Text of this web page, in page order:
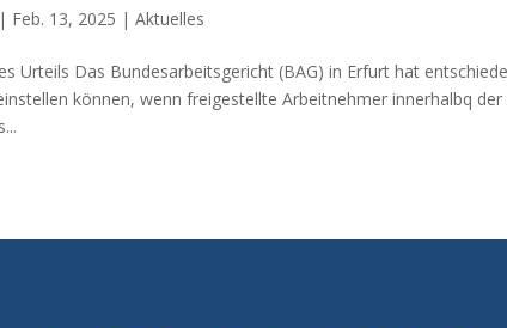
| Feb. 13, 2025 |Aktuelles
Urteils Das Bundesarbeitsgericht (BAG) in Erfurt hat
können, wenn freigestellte Arbeitnehmer innerhalbq